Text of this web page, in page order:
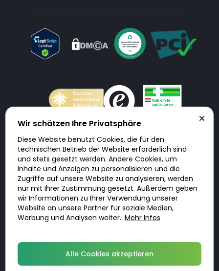
Doktorabc.com ist eine Vermittlungsplattform. Doktorabc ist ausdrücklich
keine Internetapotheke. Doktorabc bietet keine Medikamente oder
sonstige Produkte an oder liefert diese. Jegliche Informationen zu
Produkten, Medikamenten und Preisen auf der Internetseite beinhalten
kein Angebot von Doktorabc an Sie. Für die Einhaltung der in Ihrem Land
geltenden Gesetze und sonstigen Rechtsvorschriften sind Sie als Nutzer
selbst verantwortlich. Die Nutzung unseres Services auf Doktorabc durch
Sie erfolgt auf eigenes Risiko und in eigener Verantwortung. Sie erklären,
diese Internetseite aus eigener Initiative zu besuchen und zu nutzen.
Wir schätzen Ihre Privatsphäre
Diese Website benutzt Cookies, die für den
technischen Betrieb der Website erforderlich sind
und stets gesetzt werden. Andere Cookies, um
Inhalte und Anzeigen zu personalisieren und die
Zugriffe auf unsere Website zu analysieren, werden
nur mit Ihrer Zustimmung gesetzt. Außerdem geben
wir Informationen zu Ihrer Verwendung unserer
Website an unsere Partner für soziale Medien,
Werbung und Analysen weiter. Mehr Infos
Alle Cookies akzeptieren